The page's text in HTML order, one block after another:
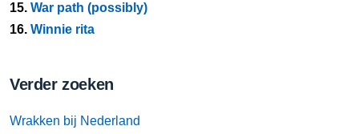
15. War path (possibly)
16. Winnie rita
Verder zoeken
Wrakken bij Nederland